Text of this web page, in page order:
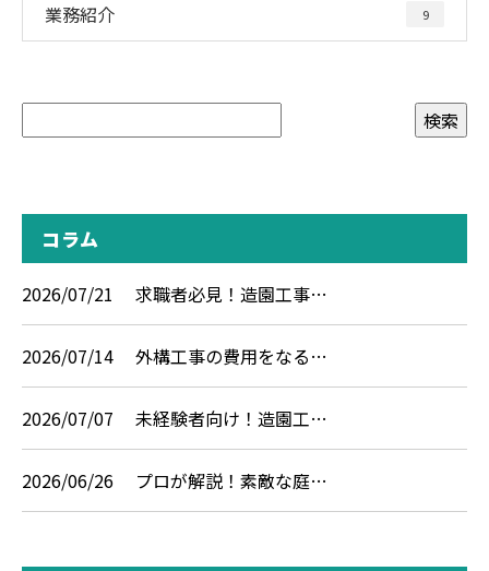
業務紹介 9
コラム
2026/07/21 求職者必見！造園工事…
2026/07/14 外構工事の費用をなる…
2026/07/07 未経験者向け！造園工…
2026/06/26 プロが解説！素敵な庭…